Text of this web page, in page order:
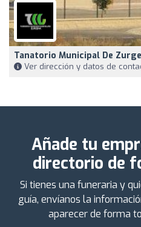
Tanatorio Municipal De
Ver dirección y datos de
Añade tu
directorio de
Si tienes una funeraria y
guía, envíanos la
aparecer de forma